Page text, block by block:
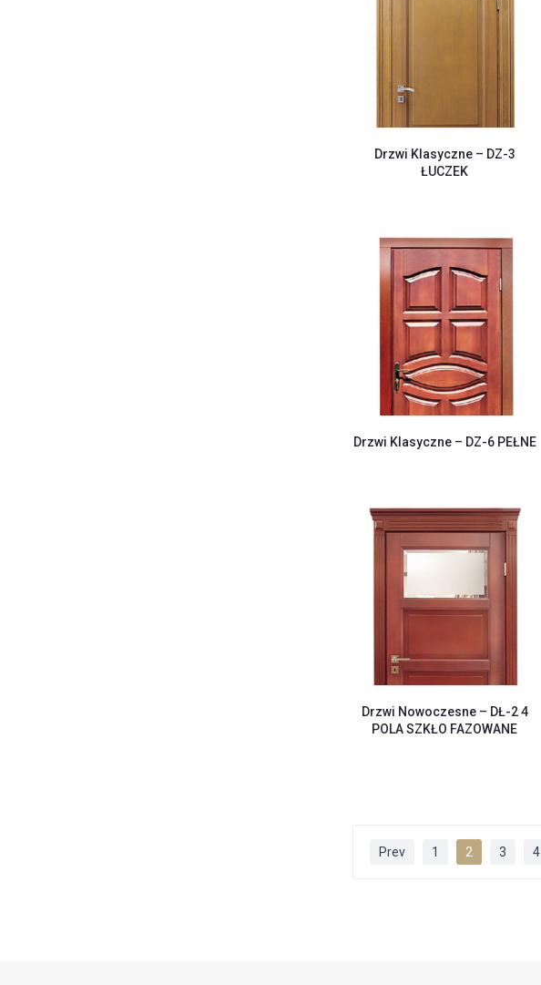
Drzwi Klasyczne – DZ-3
ŁUCZEK
Drzwi Klasyczne – DZ-6 PEŁNE
Drzwi Nowoczesne – DŁ-2 4
POLA SZKŁO FAZOWANE
Prev 1 2 3 4